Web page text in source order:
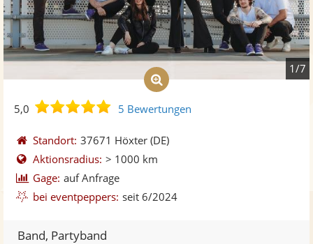
1/7
5,0
5,0
5
Sternen
5 Bewertungen
Standort: 37671 Höxter (DE)
Aktionsradius: > 1000 km
Gage: auf Anfrage
bei eventpeppers: seit 6/2024
Band, Partyband